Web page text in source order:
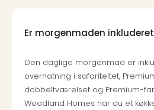
Er morgenmaden
Den daglige morgenmad er
overnatning i safariteltet,
dobbeltværelset og Premium-
Woodland Homes har du et